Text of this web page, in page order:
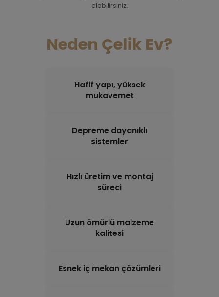
alabilirsiniz.
Neden Çelik Ev?
Hafif yapı, yüksek
mukavemet
Depreme dayanıklı
sistemler
Hızlı üretim ve montaj
süreci
Uzun ömürlü malzeme
kalitesi
Esnek iç mekan çözümleri